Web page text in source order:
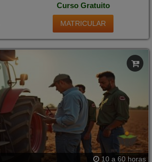
Curso Gratuito
MATRICULAR
10 a 60 horas